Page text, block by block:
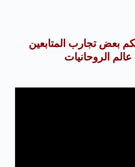
بعض تجارب المتابعين
الروحانيات